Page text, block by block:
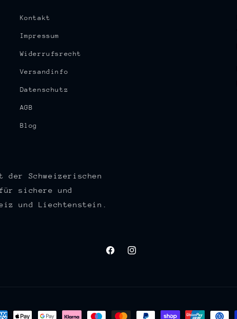
Kontakt
Impressum
Widerrufsrecht
Versandinfo
Datenschutz
AGB
Blog
Schweizerischen
sichere und
und Liechtenstein.
FacebookInstagram